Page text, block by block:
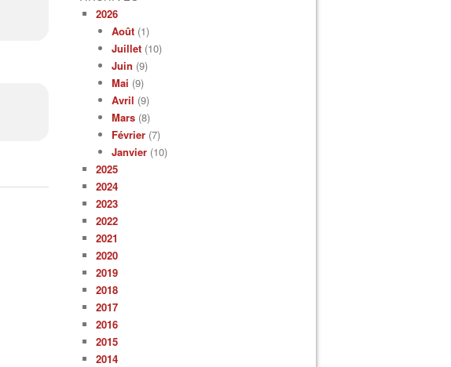
2026
Août (1)
Juillet (10)
Juin (9)
Mai (9)
Avril (9)
Mars (8)
Février (7)
Janvier (10)
2025
2024
2023
2022
2021
2020
2019
2018
2017
2016
2015
2014